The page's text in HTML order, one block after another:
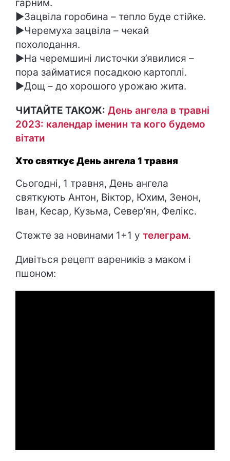
гарним.
►Зацвіла горобина – тепло буде стійке.
►Черемуха зацвіла – чекай
похолодання.
►На черемшині листочки з’явилися –
пора займатися посадкою картоплі.
►Дощ – до хорошого урожаю жита.
ЧИТАЙТЕ ТАКОЖ: День ангела в травні
2023: календар іменин та кого будемо
вітати
Хто святкує День ангела 1 травня
Сьогодні, 1 травня, День ангела
святкують Антон, Віктор, Юхим, Зенон,
Іван, Кесар, Кузьма, Север’ян, Фелікс.
Стежте за новинами 1+1 у телеграм.
Дивіться рецепт вареників з маком і
пшоном: